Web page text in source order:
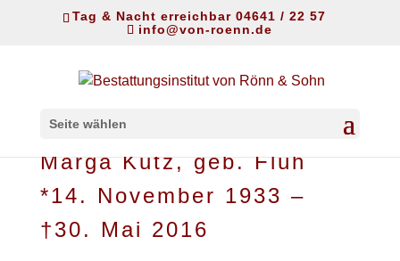
Tag & Nacht erreichbar 04641 / 22 57
info@von-roenn.de
Seite wählen
Marga Kutz, geb. Flüh
*14. November 1933 –
†30. Mai 2016